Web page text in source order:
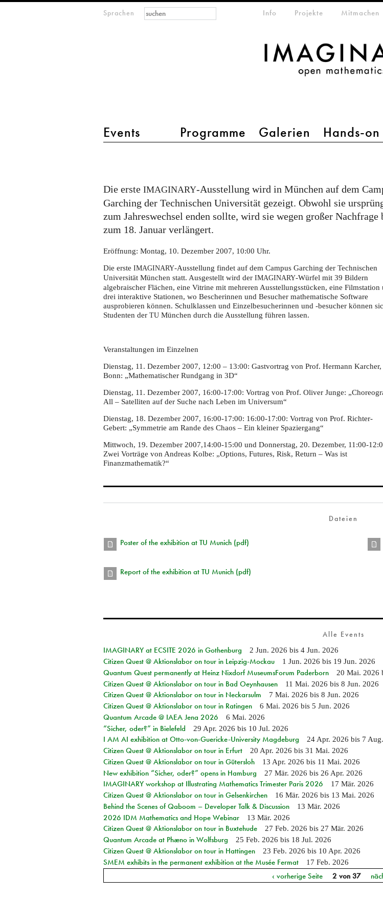
Sprachen
Hauptmenü 2
Events Programme Galerien Hands-on
Info Projekte Mitmachen
Suchformular
Suche
der
TU
München
Die ersteIMAGINARY-Ausstellung wird in München auf dem
Garching der Technischen Universität gezeigt. Obwohl sie
zum Jahreswechsel enden sollte, wird sie wegen großer Nachfrage
zum 18. Januar verlängert.
Eröffnung: Montag, 10. Dezember 2007, 10:00 Uhr.
Die ersteIMAGINARY-Ausstellung findet auf dem Campus Garching der Technischen
Universität München statt. Ausgestellt wird derIMAGINARY-Würfel mit 39 Bildern
algebraischer Flächen, eine Vitrine mit mehreren Ausstellungsstücken, eine Filmstation
drei interaktive Stationen, wo Bescherinnen und Besucher mathematische Software
ausprobieren können. Schulklassen und Einzelbesucherinnen und -besucher können
Studenten derTU München durch die Ausstellung führen lassen.
Veranstaltungen im Einzelnen
Dienstag, 11. Dezember 2007, 12:00 – 13:00: Gastvortrag von Prof. Hermann Karcher,
Bonn: „Mathematischer Rundgang in 3D“
Dienstag, 11. Dezember 2007, 16:00-17:00: Vortrag von Prof. Oliver Junge:
All – Satelliten auf der Suche nach Leben im Universum“
Dienstag, 18. Dezember 2007, 16:00-17:00: 16:00-17:00: Vortrag von Prof. Richter-
Gebert: „Symmetrie am Rande des Chaos – Ein kleiner Spaziergang“
Mittwoch, 19. Dezember 2007,14:00-15:00 und Donnerstag, 20. Dezember, 11:00-
Zwei Vorträge von Andreas Kolbe: „Options, Futures, Risk, Return – Was ist
Finanzmathematik?“
Dateien
Poster of the exhibition at TU Munich (pdf)
Report of the exhibition at TU Munich (pdf)
Alle Events
IMAGINARY at ECSITE 2026 in Gothenburg
2 Jun. 2026 bis 4 Jun. 2026
Citizen Quest @ Aktionslabor on tour in Leipzig-Mockau 1 Jun. 2026 bis 19 Jun. 2026
Quantum Quest permanently at Heinz Nixdorf MuseumsForum Paderborn 20 Mai. 2026
Citizen Quest @ Aktionslabor on tour in Bad Oeynhausen 11 Mai. 2026 bis 8 Jun. 2026
Citizen Quest @ Aktionslabor on tour in Neckarsulm 7 Mai. 2026 bis 8 Jun. 2026
Citizen Quest @ Aktionslabor on tour in Ratingen 6 Mai. 2026 bis 5 Jun. 2026
Quantum Arcade @ IAEA Jena 2026 6 Mai. 2026
“Sicher, oder?” in Bielefeld 29 Apr. 2026 bis 10 Jul. 2026
I AM AI exhibition at Otto-von-Guericke-University Magdeburg 24 Apr. 2026 bis 7
Citizen Quest @ Aktionslabor on tour in Erfurt 20 Apr. 2026 bis 31 Mai. 2026
Citizen Quest @ Aktionslabor on tour in Gütersloh 13 Apr. 2026 bis 11 Mai. 2026
New exhibition “Sicher, oder?” opens in Hamburg 27 Mär. 2026 bis 26 Apr. 2026
IMAGINARY workshop at Illustrating Mathematics Trimester Paris 2026 17 Mär. 2026
Citizen Quest @ Aktionslabor on tour in Gelsenkirchen 16 Mär. 2026 bis 13 Mai. 2026
Behind the Scenes of Qaboom – Developer Talk & Discussion 13 Mär. 2026
2026 IDM Mathematics and Hope Webinar 13 Mär. 2026
Citizen Quest @ Aktionslabor on tour in Buxtehude 27 Feb. 2026 bis 27 Mär. 2026
Quantum Arcade at Phæno in Wolfsburg 25 Feb. 2026 bis 18 Jul. 2026
Citizen Quest @ Aktionslabor on tour in Hattingen 23 Feb. 2026 bis 10 Apr. 2026
SMEM exhibits in the permanent exhibition at the Musée Fermat 17 Feb. 2026
‹ vorherige Seite 2 von 37